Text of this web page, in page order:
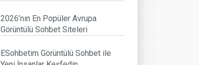
2026’nın En Popüler Avrupa
Görüntülü Sohbet Siteleri
ESohbetim Görüntülü Sohbet ile